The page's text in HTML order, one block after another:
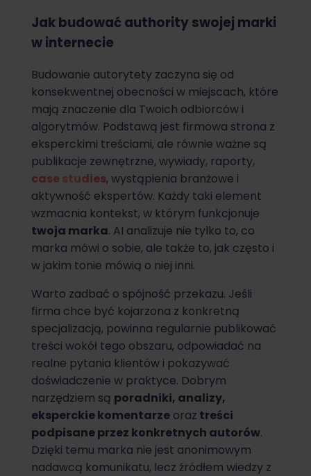
Jak budować authority swojej marki
w internecie
Budowanie autorytety zaczyna się od
konsekwentnej obecności w miejscach, które
mają znaczenie dla Twoich odbiorców i
algorytmów. Podstawą jest firmowa strona z
eksperckimi treściami, ale równie ważne są
publikacje zewnętrzne, wywiady, raporty,
case studies, wystąpienia branżowe i
aktywność ekspertów. Każdy taki element
wzmacnia kontekst, w którym funkcjonuje
twoja marka. AI analizuje nie tylko to, co
marka mówi o sobie, ale także to, jak często i
w jakim tonie mówią o niej inni.
Warto zadbać o spójność przekazu. Jeśli
firma chce być kojarzona z konkretną
specjalizacją, powinna regularnie publikować
treści wokół tego obszaru, odpowiadać na
realne pytania klientów i pokazywać
doświadczenie w praktyce. Dobrym
narzędziem są poradniki, analizy,
eksperckie komentarze oraz treści
podpisane przez konkretnych autorów.
Dzięki temu marka nie jest anonimowym
nadawcą komunikatu, lecz źródłem wiedzy z